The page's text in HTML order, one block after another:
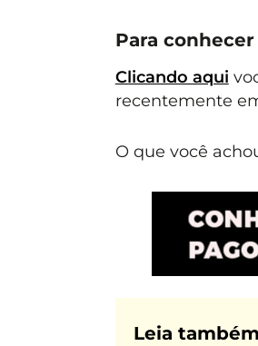
Para
Clicando aqui
recentemente
O que você
Leia também